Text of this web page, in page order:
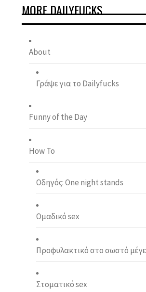
MORE DAILYFUCKS
About
Γράψε για το Dailyfucks
Funny of the Day
How To
Οδηγός: One night stands
Ομαδικό sex
Προφυλακτικό στο σωστό
Στοματικό sex